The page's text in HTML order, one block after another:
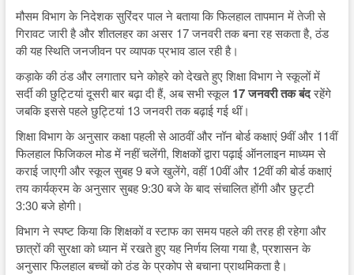
मौसम विभाग के निदेशक सुरिंदर पाल ने बताया कि फिलहाल तापमान में तेजी से
गिरावट जारी है और शीतलहर का असर 17 जनवरी तक बना रह सकता है, ठंड
की यह स्थिति जनजीवन पर व्यापक प्रभाव डाल रही है।
कड़ाके की ठंड और लगातार घने कोहरे को देखते हुए शिक्षा विभाग ने स्कूलों में
सर्दी की छुट्टियां दूसरी बार बढ़ा दी हैं, अब सभी स्कूल 17 जनवरी तक बंदरहेंगे
जबकि इससे पहले छुट्टियां 13 जनवरी तक बढ़ाई गई थीं।
शिक्षा विभाग के अनुसार कक्षा पहली से आठवीं और नॉन बोर्ड कक्षाएं 9वीं और 11वीं
फिलहाल फिजिकल मोड में नहीं चलेंगी, शिक्षकों द्वारा पढ़ाई ऑनलाइन माध्यम से
कराई जाएगी और स्कूल सुबह 9 बजे खुलेंगे, वहीं 10वीं और 12वीं की बोर्ड कक्षाएं
तय कार्यक्रम के अनुसार सुबह 9:30 बजे के बाद संचालित होंगी और छुट्टी
3:30 बजे होगी।
विभाग ने स्पष्ट किया कि शिक्षकों व स्टाफ का समय पहले की तरह ही रहेगा और
छात्रों की सुरक्षा को ध्यान में रखते हुए यह निर्णय लिया गया है, प्रशासन के
अनुसार फिलहाल बच्चों को ठंड के प्रकोप से बचाना प्राथमिकता है।